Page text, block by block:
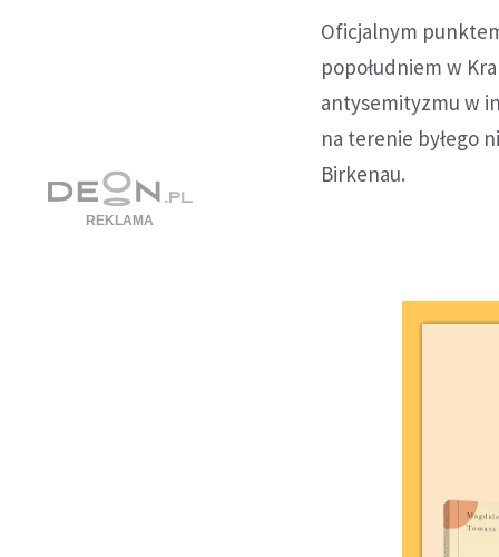
Oficjalnym
popołudniem w
antysemityzmu w
na terenie byłego
Birkenau.